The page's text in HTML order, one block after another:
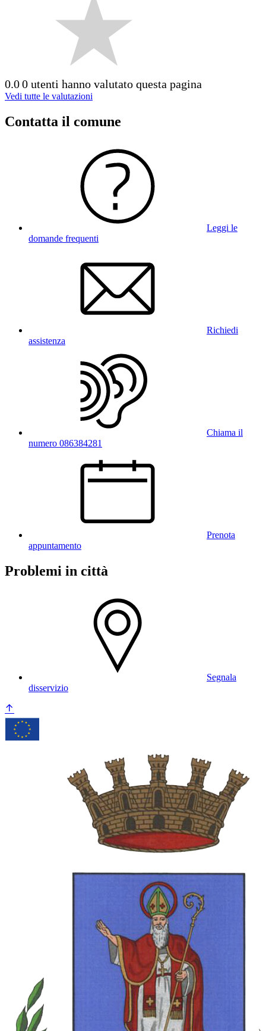
0.00 utenti hanno valutato questa pagina
Vedi tutte le valutazioni
Contatta il comune
Leggi le
domande frequenti
Richiedi
assistenza
Chiama il
numero 086384281
Prenota
appuntamento
Problemi in città
Segnala
disservizio